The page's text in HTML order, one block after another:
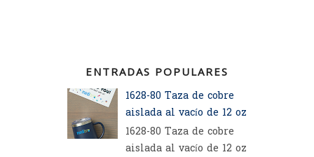
ENTRADAS POPULARES
1628-80 Taza de cobre
aislada al vacío de 12 oz
1628-80 Taza de cobre
aislada al vacío de 12 oz